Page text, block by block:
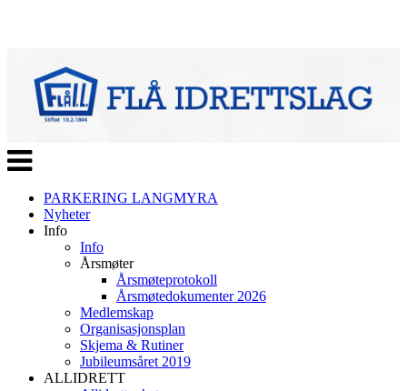
Veksle
navigasjon
PARKERING LANGMYRA
Nyheter
Info
Info
Årsmøter
Årsmøteprotokoll
Årsmøtedokumenter 2026
Medlemskap
Organisasjonsplan
Skjema & Rutiner
Jubileumsåret 2019
ALLIDRETT